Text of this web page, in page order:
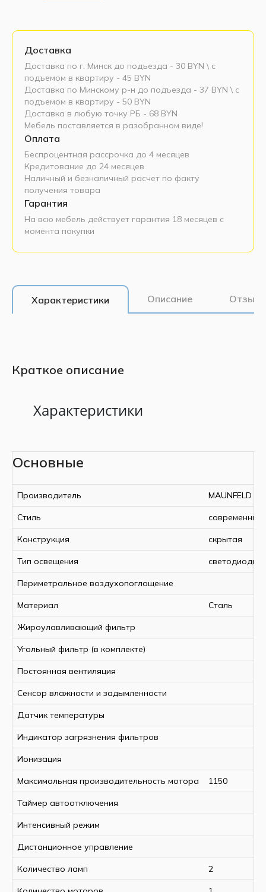
Доставка
Доставка по г. Минск до подъезда - 30 BYN \ c
подъемом в квартиру - 45 BYN
Доставка по Минскому р-н до подъезда - 37 BYN \ c
подъемом в квартиру - 50 BYN
Доставка в любую точку РБ - 68 BYN
Мебель поставляется в разобранном виде!
Оплата
Беспроцентная рассрочка до 4 месяцев
Кредитование до 24 месяцев
Наличный и безналичный расчет по факту
получения товара
Гарантия
На всю мебель действует гарантия 18 месяцев с
момента покупки
Характеристики Описание
Краткое описание
Характеристики
Дата выхода на рынок
Основные
Стиль
Конструкция
Управление
Цвет
Тип освещения
Конструкция
Периметральное воздухопоглощение
Материал корпуса
Жироулавливающий фильтр
Угольный фильтр (в комплекте)
Производительность и энергоэффективность
Количество моторов
Расположение мотора
Мощность мотора
Максимальная производительность мотора
Количество скоростей
Шум
Максимальный уровень шума
Освещение
Количество ламп
Плавная регулировка яркости (диммер)
Основные
Производитель MAUNFELD
Стиль современный
Конструкция скрытая
Тип освещения
Периметральное воздухопоглощение
Материал Сталь
Жироулавливающий фильтр
Угольный фильтр (в комплекте)
Постоянная вентиляция
Сенсор влажности и задымленности
Датчик температуры
Индикатор загрязнения фильтров
Ионизация
Максимальная производительность мотора 1150
Таймер автоотключения
Интенсивный режим
Дистанционное управление
Количество ламп 2